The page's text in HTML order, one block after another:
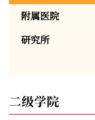
附属医院
研究所
二级学院